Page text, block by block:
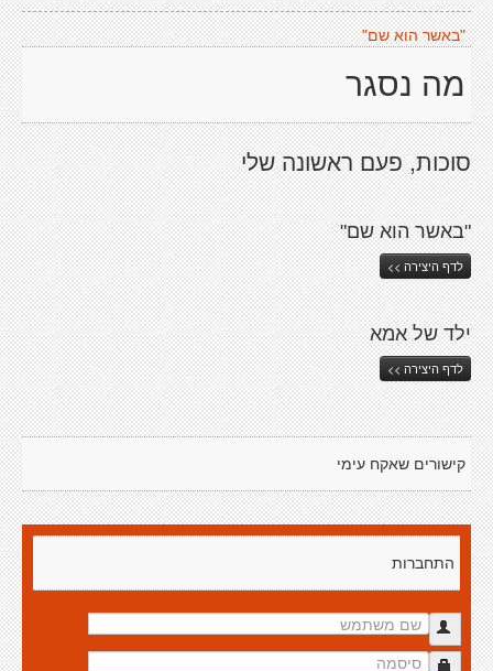
"באשר הוא שם"
מה נסגר
סוכות, פעם ראשונה שלי
"באשר הוא שם"
לדף היצירה >>
ילד של אמא
לדף היצירה >>
קישורים שאקח עימי
התחברות